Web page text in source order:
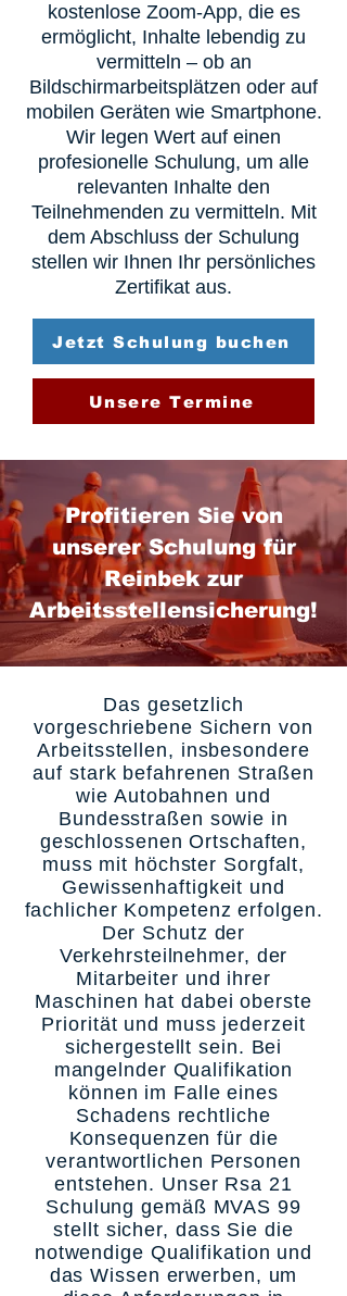
kostenlose Zoom-App, die es
ermöglicht, Inhalte lebendig zu
vermitteln – ob an
Bildschirmarbeitsplätzen oder auf
mobilen Geräten wie Smartphone.
Wir legen Wert auf einen
profesionelle Schulung, um alle
relevanten Inhalte den
Teilnehmenden zu vermitteln. Mit
dem Abschluss der Schulung
stellen wir Ihnen Ihr persönliches
Zertifikat aus.
Jetzt Schulung buchen
Unsere Termine
Profitieren Sie von
unserer Schulung für
Reinbek zur
Arbeitsstellensicherung!
Das gesetzlich
vorgeschriebene Sichern von
Arbeitsstellen, insbesondere
auf stark befahrenen Straßen
wie Autobahnen und
Bundesstraßen sowie in
geschlossenen Ortschaften,
muss mit höchster Sorgfalt,
Gewissenhaftigkeit und
fachlicher Kompetenz erfolgen.
Der Schutz der
Verkehrsteilnehmer, der
Mitarbeiter und ihrer
Maschinen hat dabei oberste
Priorität und muss jederzeit
sichergestellt sein. Bei
mangelnder Qualifikation
können im Falle eines
Schadens rechtliche
Konsequenzen für die
verantwortlichen Personen
entstehen. Unser Rsa 21
Schulung gemäß MVAS 99
stellt sicher, dass Sie die
notwendige Qualifikation und
das Wissen erwerben, um